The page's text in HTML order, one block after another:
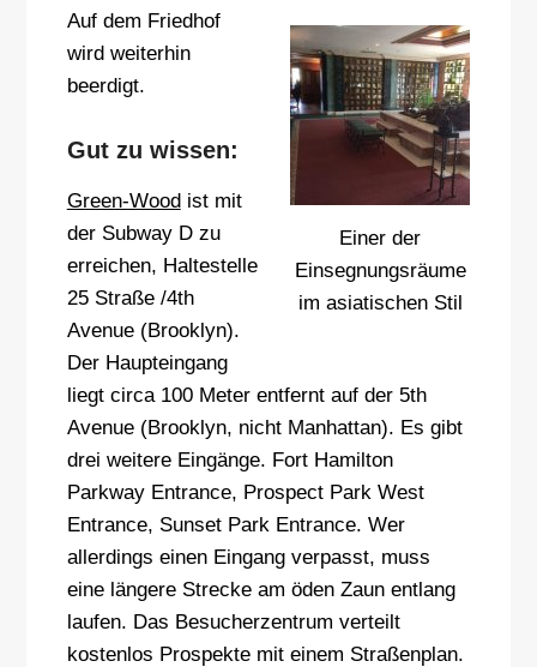
Einer der
Einsegnungsräume
im asiatischen Stil
Auf dem Friedhof
wird weiterhin
beerdigt.
Gut zu wissen:
Green-Woodist mit
der Subway D zu
erreichen, Haltestelle
25 Straße /4th
Avenue (Brooklyn).
Der Haupteingang
liegt circa 100 Meter entfernt auf der 5th
Avenue (Brooklyn, nicht Manhattan). Es gibt
drei weitere Eingänge. Fort Hamilton
Parkway Entrance, Prospect Park West
Entrance, Sunset Park Entrance. Wer
allerdings einen Eingang verpasst, muss
eine längere Strecke am öden Zaun entlang
laufen. Das Besucherzentrum verteilt
kostenlos Prospekte mit einem Straßenplan.